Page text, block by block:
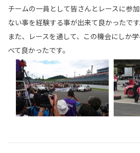
チームの一員として皆さんとレースに参
ない事を経験する事が出来て良かったです
また、レースを通して、この機会にしか
べて良かったです。